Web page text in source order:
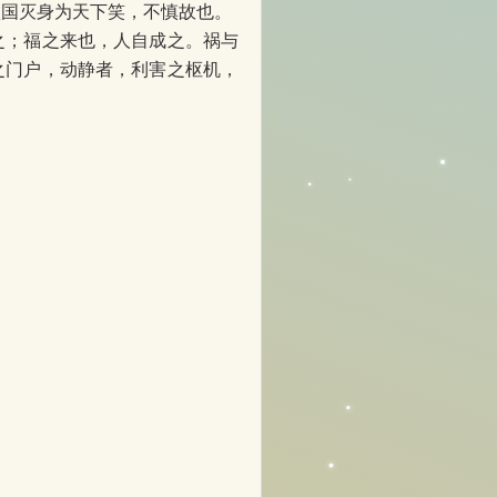
灭身为天下笑，不慎故也。
福之来也，人自成之。祸与
户，动静者，利害之枢机，